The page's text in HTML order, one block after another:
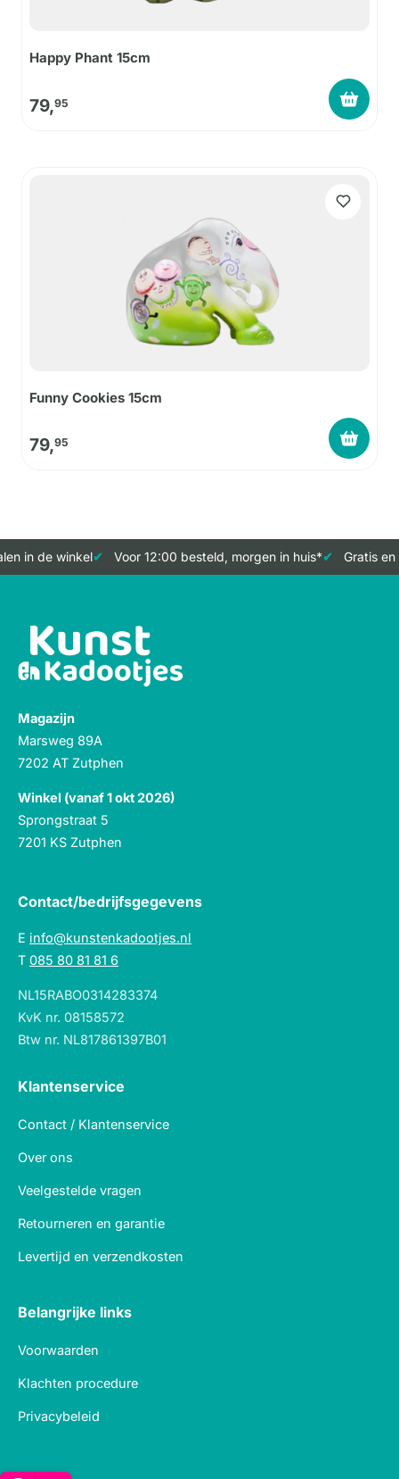
Happy Phant 15cm
79,95
Funny Cookies 15cm
79,95
in de winkel Voor 12:00 besteld, morgen in huis* Gratis
Magazijn
Marsweg 89A
7202 AT Zutphen
Winkel (vanaf 1 okt 2026)
Sprongstraat 5
7201 KS Zutphen
Contact/bedrijfsgegevens
E info@kunstenkadootjes.nl
T 085 80 81 81 6
NL15RABO0314283374
KvK nr. 08158572
Btw nr. NL817861397B01
Klantenservice
Contact / Klantenservice
Over ons
Veelgestelde vragen
Retourneren en garantie
Levertijd en verzendkosten
Belangrijke links
Voorwaarden
Klachten procedure
Privacybeleid